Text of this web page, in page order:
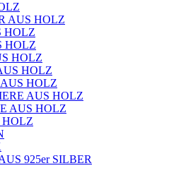
AUS HOLZ
HOLZ
HOLZ
HOLZ
HOLZ
HOLZ
AUS HOLZ
AUS HOLZ
925er SILBER